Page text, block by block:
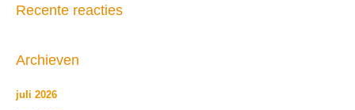
Recente reacties
Archieven
juli 2026